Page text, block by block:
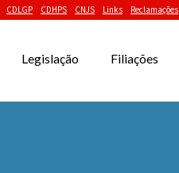
CDLGP CDHPS CNJS Links Reclamações
Legislação Filiações